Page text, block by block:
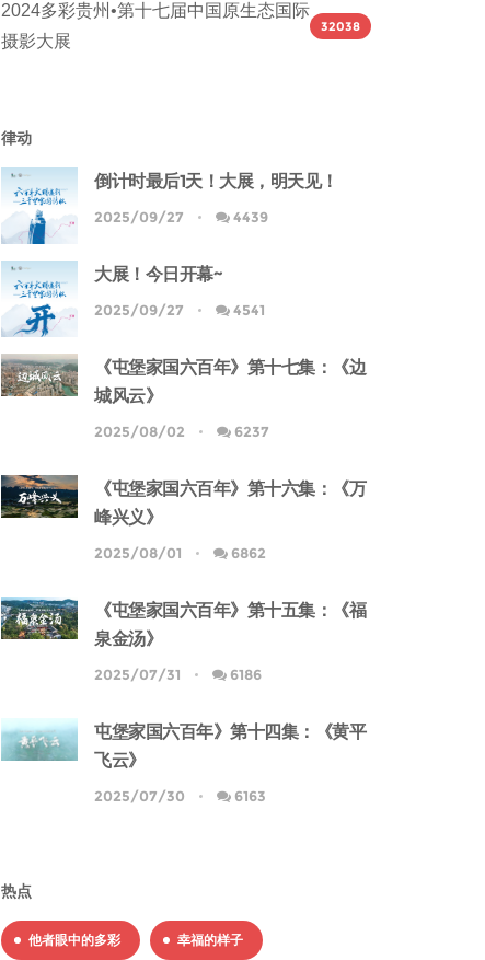
2024多彩贵州•第十七届中国原生态国际
摄影大展
32038
律动
倒计时最后1天！大展，明天见！
2025/09/27 4439
大展！今日开幕~
2025/09/27 4541
《屯堡家国六百年》第十七集：《边
城风云》
2025/08/02 6237
《屯堡家国六百年》第十六集：《万
峰兴义》
2025/08/01 6862
《屯堡家国六百年》第十五集：《福
泉金汤》
2025/07/31 6186
屯堡家国六百年》第十四集：《黄平
飞云》
2025/07/30 6163
热点
他者眼中的多彩 幸福的样子